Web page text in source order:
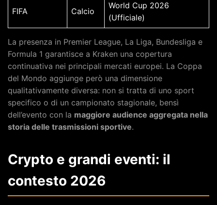
FIFA Calcio
World Cup 2026
(Ufficiale)
La presenza in Premier League, La Liga, Bundesliga e
Formula 1 garantisce a Kraken una copertura
continuativa nei principali mercati europei. La Coppa
del Mondo aggiunge però una dimensione
qualitativamente diversa: non si tratta di uno sport
specifico o di un campionato stagionale, bensì
dell’evento con la maggiore audience aggregata nella
storia delle trasmissioni sportive.
Crypto e grandi eventi: il
contesto 2026